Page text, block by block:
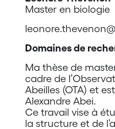
Master en biologie
Domaines de
Ma thèse de
cadre de
Abeilles (OTA) et
Alexandre Abei.
Ce travail vise à
la structure et de